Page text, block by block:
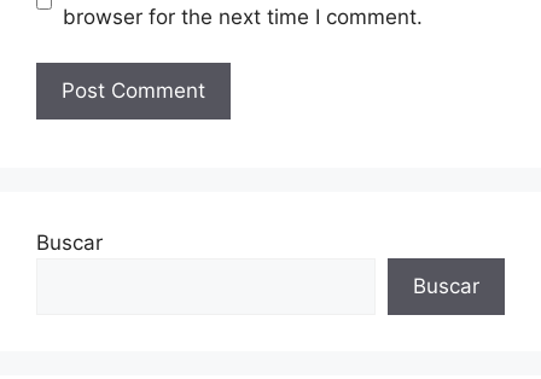
browser for the next time I comment.
Buscar
Buscar